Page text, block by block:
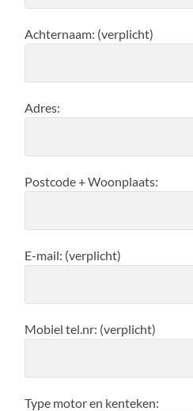
Achternaam: (verplicht)
Adres:
Postcode + Woonplaats:
E-mail: (verplicht)
Mobiel tel.nr: (verplicht)
Type motor en kenteken: